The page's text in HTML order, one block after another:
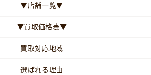
▼店舗一覧▼
▼買取価格表▼
買取対応地域
選ばれる理由